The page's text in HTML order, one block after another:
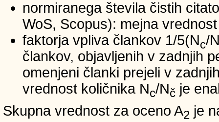
normiranega števila čistih
WoS, Scopus): mejna
faktorja vpliva člankov 1/5(Nc/
člankov, objavljenih v zadnjih
omenjeni članki prejeli v
vrednost količnika Nc/Nč je
Skupna vrednost za oceno A2 je